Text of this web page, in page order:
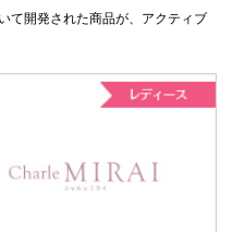
て開発された商品が、アクティブ